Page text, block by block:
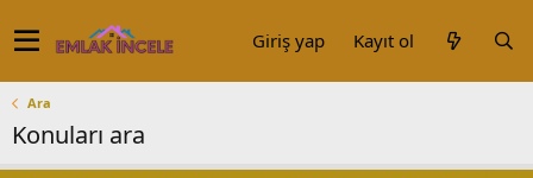
Giriş yap Kayıt ol
Ara
Konuları ara